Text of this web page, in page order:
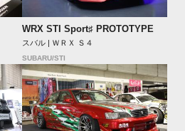
WRX STI Sport♯ PROTOTYPE
スバル | ＷＲＸ Ｓ４
SUBARU/STI